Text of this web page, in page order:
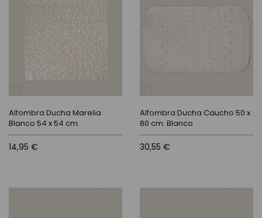
Alfombra Ducha Marelia
Blanco 54 x 54 cm.
14,95 €
Alfombra Ducha Caucho 50 x
80 cm. Blanco
30,55 €